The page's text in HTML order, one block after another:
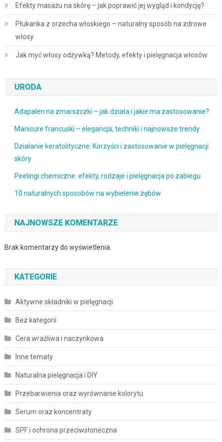
Efekty masażu na skórę – jak poprawić jej wygląd i kondycję?
Płukanka z orzecha włoskiego – naturalny sposób na zdrowe
włosy
Jak myć włosy odżywką? Metody, efekty i pielęgnacja włosów
URODA
Adapalen na zmarszczki – jak działa i jakie ma zastosowanie?
Manicure francuski – elegancja, techniki i najnowsze trendy
Działanie keratolityczne: Korzyści i zastosowanie w pielęgnacji
skóry
Peelingi chemiczne: efekty, rodzaje i pielęgnacja po zabiegu
10 naturalnych sposobów na wybielenie zębów
NAJNOWSZE KOMENTARZE
Brak komentarzy do wyświetlenia.
KATEGORIE
Aktywne składniki w pielęgnacji
Bez kategorii
Cera wrażliwa i naczynkowa
Inne tematy
Naturalna pielęgnacja i DIY
Przebarwienia oraz wyrównanie kolorytu
Serum oraz koncentraty
SPF i ochrona przeciwsłoneczna